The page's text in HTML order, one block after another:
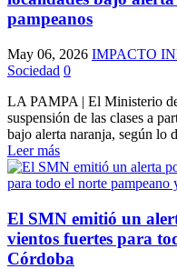
pampeanos
May 06, 2026 IMPACTO
Sociedad 0
LA PAMPA | El Ministerio
suspensión de las clases a
bajo alerta naranja, según lo
Leer más
El SMN emitió un
vientos fuertes para
Córdoba